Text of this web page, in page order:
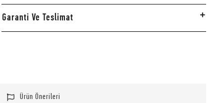
Garanti Ve Teslimat
Ürün Önerileri